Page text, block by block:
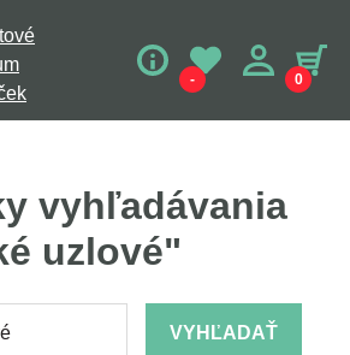
- 0
vyhľadávania
uzlové"
VYHĽADAŤ